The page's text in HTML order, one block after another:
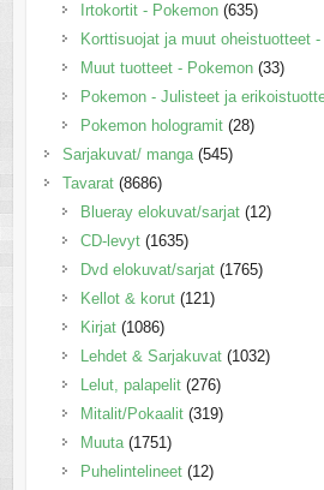
Irtokortit - Pokemon (635)
Korttisuojat ja muut oheistuotteet
Muut tuotteet - Pokemon (33)
Pokemon - Julisteet ja
Pokemon hologramit (28)
Sarjakuvat/ manga (545)
Tavarat (8686)
Blueray elokuvat/sarjat (12)
CD-levyt (1635)
Dvd elokuvat/sarjat (1765)
Kellot & korut (121)
Kirjat (1086)
Lehdet & Sarjakuvat (1032)
Lelut, palapelit (276)
Mitalit/Pokaalit (319)
Muuta (1751)
Puhelintelineet (12)